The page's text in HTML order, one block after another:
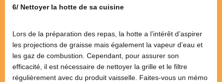
6/ Nettoyer la hotte de sa cuisine
Lors de la préparation des repas, la hotte a l’intérêt d’aspirer
les projections de graisse mais également la vapeur d’eau et
les gaz de combustion. Cependant, pour assurer son
efficacité, il est nécessaire de nettoyer la grille et le filtre
régulièrement avec du produit vaisselle. Faites-vous un mémo